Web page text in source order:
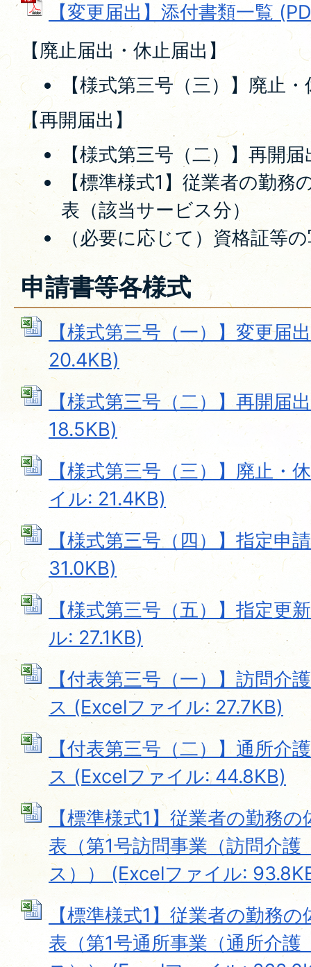
【変更届出】添付書類一覧
【廃止届出・休止届出】
【様式第三号（三）】廃止
【再開届出】
【様式第三号（二）】再開
【標準様式1】従業者の勤
表（該当サービス分）
（必要に応じて）資格証等
申請書等各様式
【様式第三号（一）】変更届
20.4KB)
【様式第三号（二）】再開届
18.5KB)
【様式第三号（三）】廃止・
イル: 21.4KB)
【様式第三号（四）】指定申
31.0KB)
【様式第三号（五）】指定更
ル: 27.1KB)
【付表第三号（一）】訪問介
ス (Excelファイル: 27.7KB)
【付表第三号（二）】通所介
ス (Excelファイル: 44.8KB)
【標準様式1】従業者の勤務
表（第1号訪問事業（訪問介
ス）） (Excelファイル:
【標準様式1】従業者の勤務
表（第1号通所事業（通所介